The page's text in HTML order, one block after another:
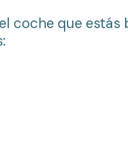
coche que estás